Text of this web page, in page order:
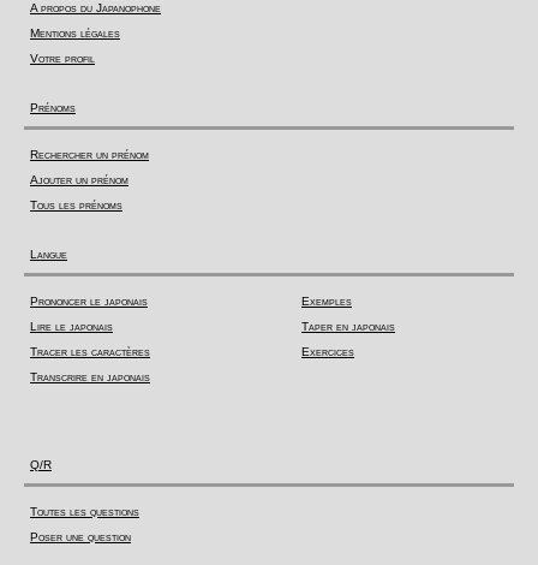
A propos du Japanophone
Mentions légales
Votre profil
Prénoms
Rechercher un prénom
Ajouter un prénom
Tous les prénoms
Langue
Prononcer le japonais
Lire le japonais
Tracer les caractères
Transcrire en japonais
Exemples
Taper en japonais
Exercices
Q/R
Toutes les questions
Poser une question